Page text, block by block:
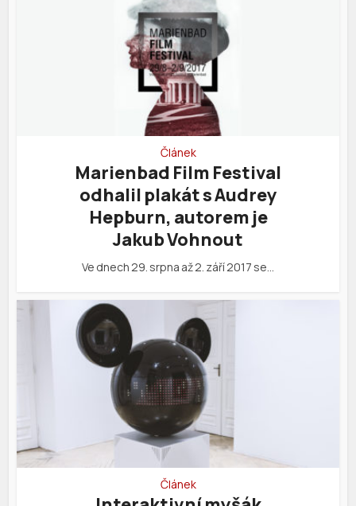
Článek
Marienbad Film Festival
odhalil plakát s Audrey
Hepburn, autorem je
Jakub Vohnout
Ve dnech 29. srpna až 2. září 2017 se…
Článek